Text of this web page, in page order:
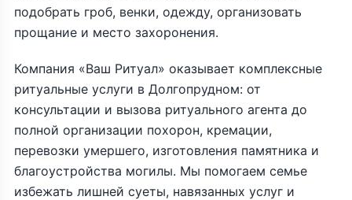
подобрать гроб, венки, одежду, организовать
прощание и место захоронения.
Компания «Ваш Ритуал» оказывает комплексные
ритуальные услуги в Долгопрудном: от
консультации и вызова ритуального агента до
полной организации похорон, кремации,
перевозки умершего, изготовления памятника и
благоустройства могилы. Мы помогаем семье
избежать лишней суеты, навязанных услуг и